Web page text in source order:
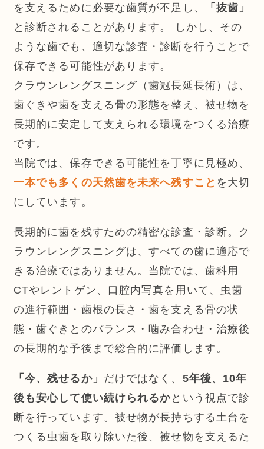
を支えるために必要な歯質が不足し、
「抜歯」
と診断されることがあります。 しかし、その
ような歯でも、適切な診査・診断を行うことで
保存できる可能性があります。
クラウンレングスニング（歯冠長延長術）は、
歯ぐきや歯を支える骨の形態を整え、被せ物を
長期的に安定して支えられる環境をつくる治療
です。
当院では、保存できる可能性を丁寧に見極め、
一本でも多くの天然歯を未来へ残すこと を大切
にしています。
長期的に歯を残すための精密な診査・診断。ク
ラウンレングスニングは、すべての歯に適応で
きる治療ではありません。当院では、歯科用
CTやレントゲン、口腔内写真を用いて、虫歯
の進行範囲・歯根の長さ・歯を支える骨の状
態・歯ぐきとのバランス・噛み合わせ・治療後
の長期的な予後まで総合的に評価します。
「今、残せるか」 だけではなく、 5年後、10年
後も安心して使い続けられるかという視点で診
断を行っています。被せ物が長持ちする土台を
つくる虫歯を取り除いた後、被せ物を支えるた